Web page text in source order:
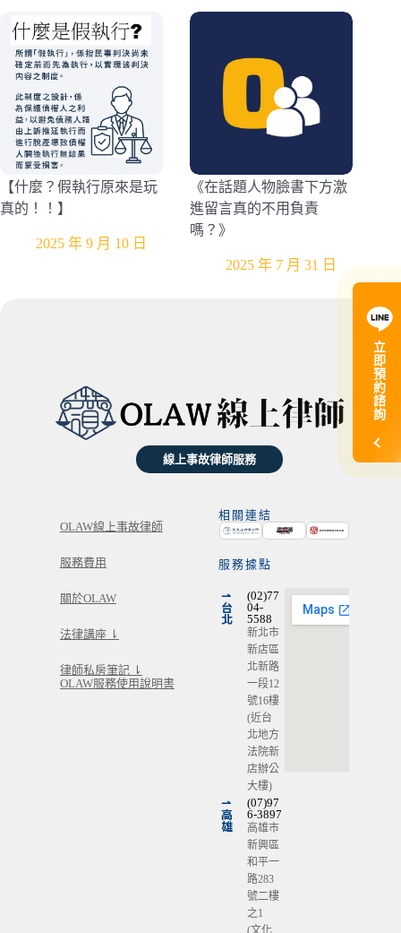
立
即
預
約
諮
詢
【什麼？假執行原來是玩
真的！！】
2025 年 9 月 10 日
《在話題人物臉書下方激
進留言真的不用負責
嗎？》
2025 年 7 月 31 日
線上事故律師服務
OLAW線上事故律師
服務費用
關於OLAW
法律講座 ⇂
律師私房筆記 ⇂
OLAW服務使用說明書
相關連結
服務據點
⇀
台
北
(02)77
04-
5588
新北市
新店區
北新路
一段12
號16樓
(近台
北地方
法院新
店辦公
大樓)
⇀
高
雄
(07)97
6-3897
高雄市
新興區
和平一
路283
號二樓
之1
(文化